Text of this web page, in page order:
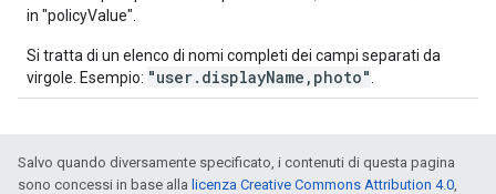
in "policyValue".
Si tratta di un elenco di nomi completi dei campi separati da
virgole. Esempio: "user.displayName,photo"
Salvo quando diversamente specificato, i contenuti di questa pagina
sono concessi in base alla licenza Creative Commons Attribution 4.0,